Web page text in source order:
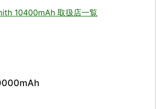
10400mAh 取扱店一覧